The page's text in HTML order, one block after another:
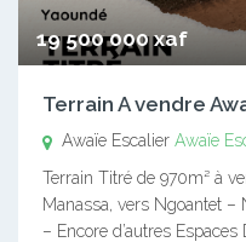
19 500 000 xaf
Terrain A vendre
Awaïe Escalier Awaïe
Terrain Titré de 970m² à
Manassa, vers Ngoantet –
– Encore d’autres